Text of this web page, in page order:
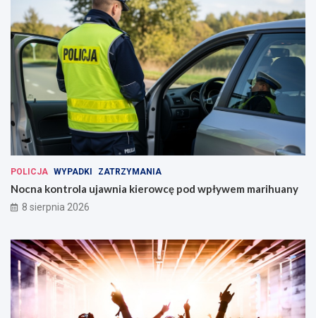
POLICJA WYPADKI ZATRZYMANIA
Nocna kontrola ujawnia kierowcę pod wpływem marihuany
8 sierpnia 2026